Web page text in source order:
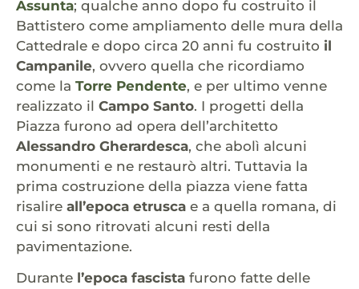
Assunta; qualche anno dopo fu costruito il
Battistero come ampliamento delle mura della
Cattedrale e dopo circa 20 anni fu costruito il
Campanile, ovvero quella che ricordiamo
come la Torre Pendente, e per ultimo venne
realizzato il Campo Santo. I progetti della
Piazza furono ad opera dell’architetto
Alessandro Gherardesca, che abolì alcuni
monumenti e ne restaurò altri. Tuttavia la
prima costruzione della piazza viene fatta
risalire all’epoca etrusca e a quella romana, di
cui si sono ritrovati alcuni resti della
pavimentazione.
Durante l’epoca fascista furono fatte delle